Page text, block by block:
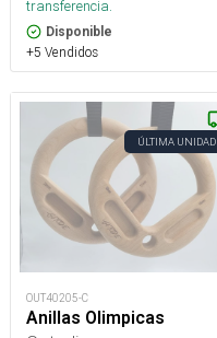
transferencia.
Disponible
+5 Vendidos
ÚLTIMA UNIDAD
OUT40205-C
Anillas Olimpicas